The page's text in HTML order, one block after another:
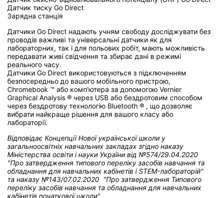
Датчик тиску Go Direct
Зарядна станція
Датчики Go Direct надають учням свободу досліджувати без
проводів важливі та універсальні датчики як для
лабораторних, так і для польових робіт, мають можливість
передавати живі свідчення та збирає дані в режимі
реального часу.
Датчики Go Direct використовуються з підключенням
безпосередньо до вашого мобільного пристрою,
Chromebook ™ або комп'ютера за допомогою Vernier
Graphical Analysis ® через USB або бездротовим способом
через бездротову технологію Bluetooth ® , що дозволяє
вибрати найкраще рішення для вашого класу або
лабораторії.
Відповідає Концепції Нової української школи у
загальноосвітніх навчальних закладах згідно наказу
Міністерства освіти і науки України від №574/29.04.2020
"Про затвердження типового переліку засобів навчання та
обладнання для навчальних кабінетів і STEM-лабораторій"
та наказу №143/07.02.2020 "Про затвердження Типового
переліку засобів навчання та обладнання для навчальних
кабінетів початкової школи"